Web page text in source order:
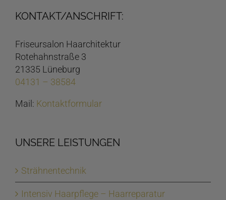
KONTAKT/ANSCHRIFT:
Friseursalon Haarchitektur
Rotehahnstraße 3
21335 Lüneburg
04131 – 38584
Mail: Kontaktformular
UNSERE LEISTUNGEN
Strähnentechnik
Intensiv Haarpflege – Haarreparatur